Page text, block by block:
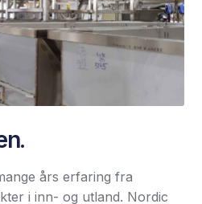
års erfaring fra
i inn- og utland. Nordic